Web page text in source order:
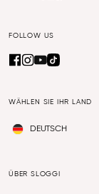
FOLLOW US
WÄHLEN SIE IHR LAND
DEUTSCH
ÜBER SLOGGI